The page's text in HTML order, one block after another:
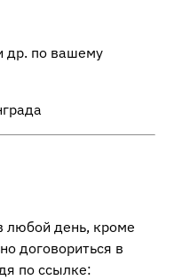
др. по вашему
любой день, кроме
договориться в
по ссылке: